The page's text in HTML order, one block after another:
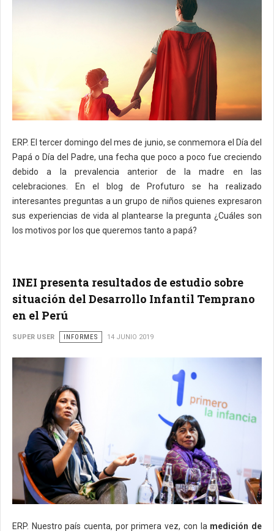
ERP. El tercer domingo del mes de junio, se conmemora el Día del
Papá o Día del Padre, una fecha que poco a poco fue creciendo
debido a la prevalencia anterior de la madre en las
celebraciones. En el blog de Profuturo se ha realizado
interesantes preguntas a un grupo de niños quienes expresaron
sus experiencias de vida al plantearse la pregunta ¿Cuáles son
los motivos por los que queremos tanto a papá?
INEI presenta resultados de estudio sobre
situación del Desarrollo Infantil Temprano
en el Perú
SUPER USER INFORMES 14 JUNIO 2019
ERP. Nuestro país cuenta, por primera vez, con la medición de